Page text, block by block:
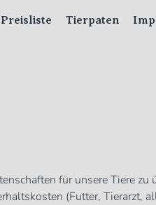
Preisliste Tierpaten
für unsere Tiere zu
(Futter, Tierarzt,